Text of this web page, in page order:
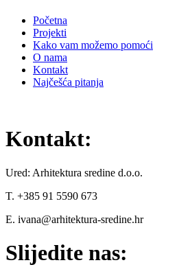
Početna
Projekti
Kako vam možemo pomoći
O nama
Kontakt
Najčešća pitanja
Kontakt:
Ured: Arhitektura sredine d.o.o.
T. +385 91 5590 673
E. ivana@arhitektura-sredine.hr
Slijedite nas: